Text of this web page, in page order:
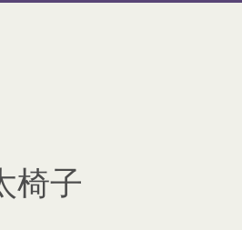
椅子